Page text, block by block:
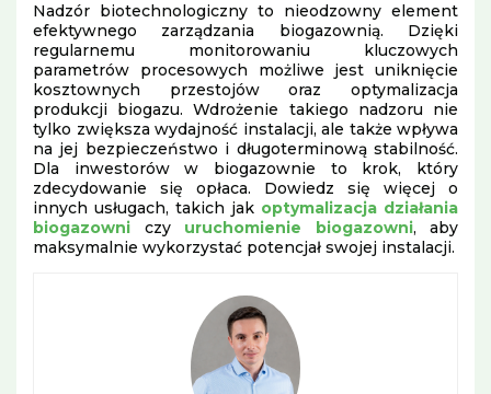
Nadzór biotechnologiczny to nieodzowny element
efektywnego zarządzania biogazownią. Dzięki
regularnemu monitorowaniu kluczowych
parametrów procesowych możliwe jest uniknięcie
kosztownych przestojów oraz optymalizacja
produkcji biogazu. Wdrożenie takiego nadzoru nie
tylko zwiększa wydajność instalacji, ale także wpływa
na jej bezpieczeństwo i długoterminową stabilność.
Dla inwestorów w biogazownie to krok, który
zdecydowanie się opłaca. Dowiedz się więcej o
innych usługach, takich jak optymalizacja działania
biogazowni czyuruchomienie biogazowni, aby
maksymalnie wykorzystać potencjał swojej instalacji.